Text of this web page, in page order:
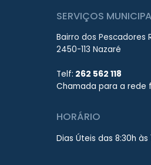
SERVIÇOS
Bairro dos Pescadores
2450-113 Nazaré
Telf: 262 562 118
Chamada para a rede
HORÁRIO
Dias Úteis das 8:30h às